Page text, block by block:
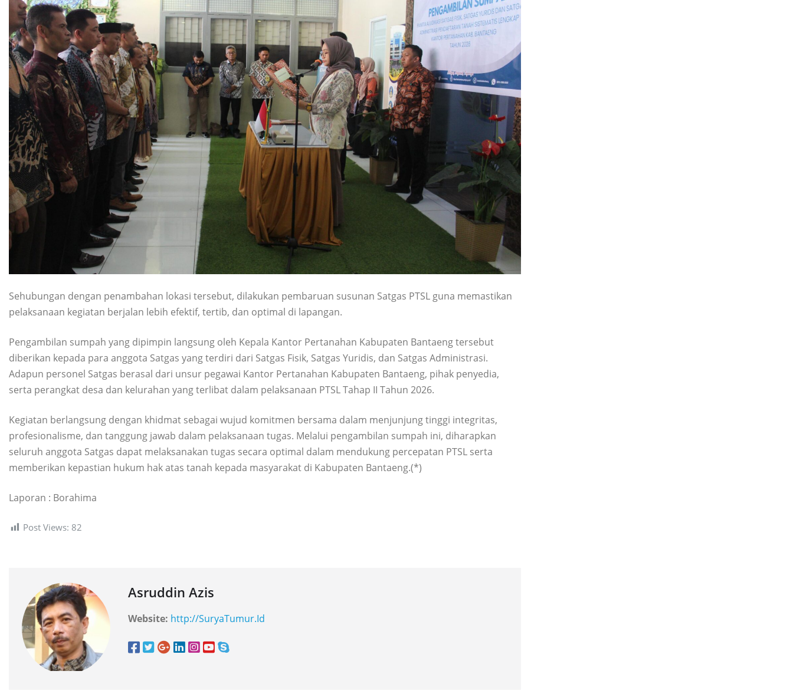
Sehubungan dengan penambahan lokasi tersebut, dilakukan pembaruan susunan Satgas PTSL guna memastikan
pelaksanaan kegiatan berjalan lebih efektif, tertib, dan optimal di lapangan.
Pengambilan sumpah yang dipimpin langsung oleh Kepala Kantor Pertanahan Kabupaten Bantaeng tersebut
diberikan kepada para anggota Satgas yang terdiri dari Satgas Fisik, Satgas Yuridis, dan Satgas Administrasi.
Adapun personel Satgas berasal dari unsur pegawai Kantor Pertanahan Kabupaten Bantaeng, pihak penyedia,
serta perangkat desa dan kelurahan yang terlibat dalam pelaksanaan PTSL Tahap II Tahun 2026.
Kegiatan berlangsung dengan khidmat sebagai wujud komitmen bersama dalam menjunjung tinggi integritas,
profesionalisme, dan tanggung jawab dalam pelaksanaan tugas. Melalui pengambilan sumpah ini, diharapkan
seluruh anggota Satgas dapat melaksanakan tugas secara optimal dalam mendukung percepatan PTSL serta
memberikan kepastian hukum hak atas tanah kepada masyarakat di Kabupaten Bantaeng.(*)
Laporan : Borahima
Post Views: 82
Asruddin Azis
Website: http://SuryaTumur.Id